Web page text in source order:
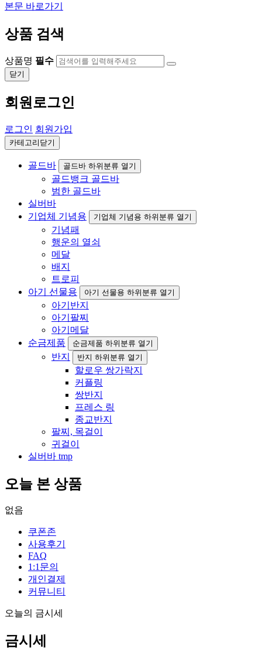
본문 바로가기
상품 검색
상품명 필수
닫기
회원로그인
로그인 회원가입
카테고리닫기
골드바 골드바 하위분류 열기
골드뱅크 골드바
범한 골드바
실버바
기업체 기념용
기업체 기념용 하위분류 열기
기념패
행운의 열쇠
메달
배지
트로피
아기 선물용
아기 선물용 하위분류 열기
아기반지
아기팔찌
아기메달
순금제품
순금제품 하위분류 열기
반지 반지 하위분류 열기
할로우 쌍가락지
커플링
쌍반지
프레스 링
종교반지
팔찌, 목걸이
귀걸이
실버바 tmp
오늘 본 상품
없음
쿠폰존
사용후기
FAQ
1:1문의
개인결제
커뮤니티
오늘의 금시세
금시세